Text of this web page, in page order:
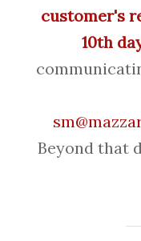
customer's
10th
Beyond that